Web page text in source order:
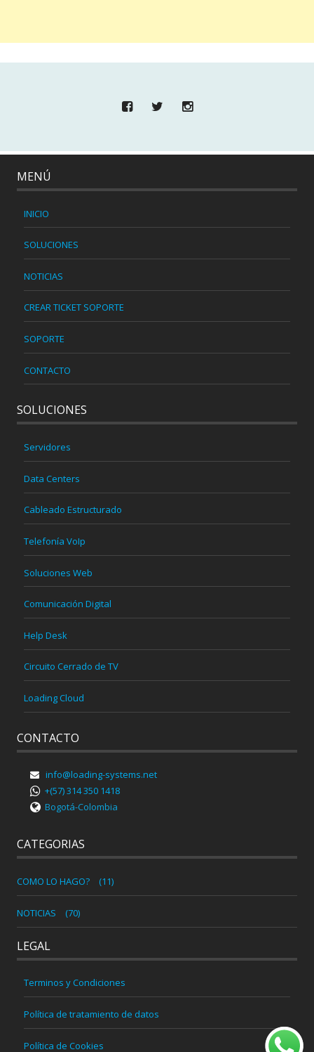
MENÚ
INICIO
SOLUCIONES
NOTICIAS
CREAR TICKET SOPORTE
SOPORTE
CONTACTO
SOLUCIONES
Servidores
Data Centers
Cableado Estructurado
Telefonía VoIp
Soluciones Web
Comunicación Digital
Help Desk
Circuito Cerrado de TV
Loading Cloud
CONTACTO
info@loading-systems.net
+(57) 314 350 1418
Bogotá-Colombia
CATEGORIAS
COMO LO HAGO? (11)
NOTICIAS (70)
LEGAL
Terminos y Condiciones
Política de tratamiento de datos
Política de Cookies